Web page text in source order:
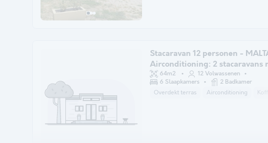
Stacaravan 12 personen -
Airconditioning: 2 stacaravans
gedeeld terras
64m2
12 Volwassenen
6 Slaapkamers
2 Badkamer
Overdekt terras Airconditioning